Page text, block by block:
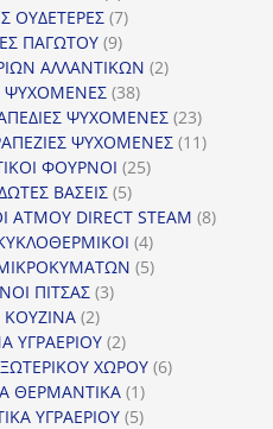
προϊόντα
ΟΥΔΕΤΕΡΕΣ 77
ΠΑΓΩΤΟΥ 99
προϊόντα
ΑΛΛΑΝΤΙΚΩΝ 22
ΨΥΧΟΜΕΝΕΣ 3838
προϊόντα
ΨΥΧΟΜΕΝΕΣ 2323
προϊόντα
ΨΥΧΟΜΕΝΕΣ 1111
ΦΟΥΡΝΟΙ 2525
ΒΑΣΕΙΣ 55
προϊόντα
DIRECT STEAM 88
44
προϊόντα
55
ΠΙΤΣΑΣ 33
ΚΟΥΖΙΝΑ 22
προϊόντα
ΥΓΡΑΕΡΙΟΥ 22
προϊόντα
ΧΩΡΟΥ 66
ΘΕΡΜΑΝΤΙΚΑ 11
προϊόν
ΥΓΡΑΕΡΙΟΥ 55